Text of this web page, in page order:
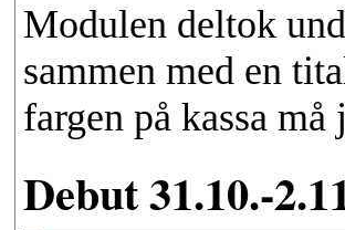
Modulen deltok
sammen med en
fargen på kassa
Debut 31.10.-